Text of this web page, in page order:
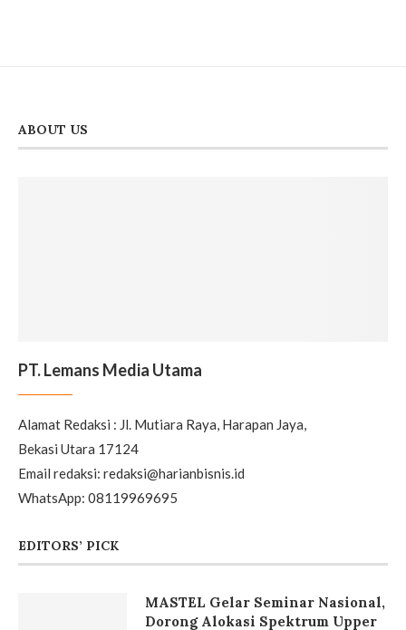
ABOUT US
PT. Lemans Media Utama
Alamat Redaksi : Jl. Mutiara Raya, Harapan Jaya,
Bekasi Utara 17124
Email redaksi: redaksi@harianbisnis.id
WhatsApp: 08119969695
EDITORS’ PICK
MASTEL Gelar Seminar Nasional,
Dorong Alokasi Spektrum Upper